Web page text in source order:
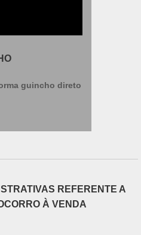
guincho direto
REFERENTE A
À VENDA